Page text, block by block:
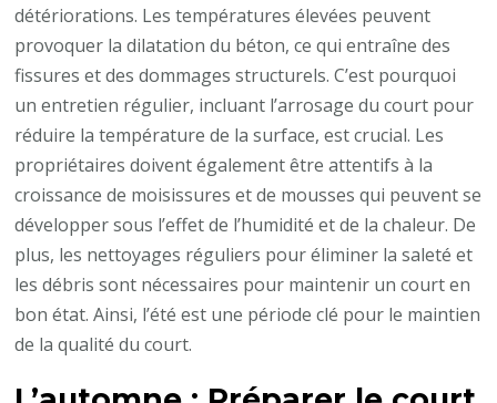
détériorations. Les températures élevées peuvent
provoquer la dilatation du béton, ce qui entraîne des
fissures et des dommages structurels. C’est pourquoi
un entretien régulier, incluant l’arrosage du court pour
réduire la température de la surface, est crucial. Les
propriétaires doivent également être attentifs à la
croissance de moisissures et de mousses qui peuvent se
développer sous l’effet de l’humidité et de la chaleur. De
plus, les nettoyages réguliers pour éliminer la saleté et
les débris sont nécessaires pour maintenir un court en
bon état. Ainsi, l’été est une période clé pour le maintien
de la qualité du court.